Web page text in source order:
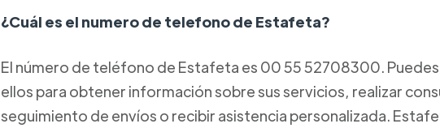
¿Cuál es el numero de telefono de Estafeta?
El número de teléfono de Estafeta es 00 55 52708300.
ellos para obtener información sobre sus servicios, realizar
seguimiento de envíos o recibir asistencia personalizada.